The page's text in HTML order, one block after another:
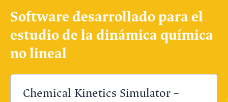
Software desarrollado para el
estudio de la dinámica química
no lineal
Chemical Kinetics Simulator –